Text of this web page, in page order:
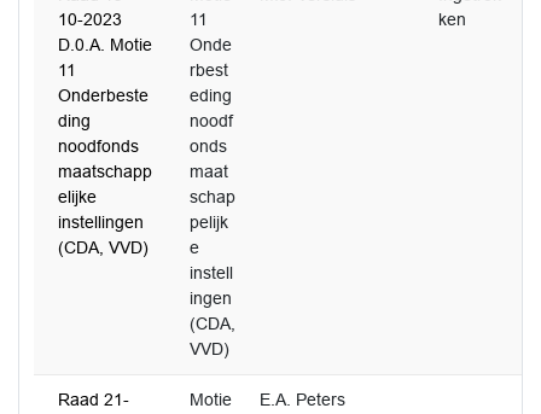
10-2023
D.0.A. Motie
11
Onderbeste
ding
noodfonds
maatschapp
elijke
instellingen
(CDA, VVD)
11
Onde
rbest
eding
noodf
onds
maat
schap
pelijk
e
instell
ingen
(CDA,
VVD)
ken
Raad 21-
Motie
E.A. Peters